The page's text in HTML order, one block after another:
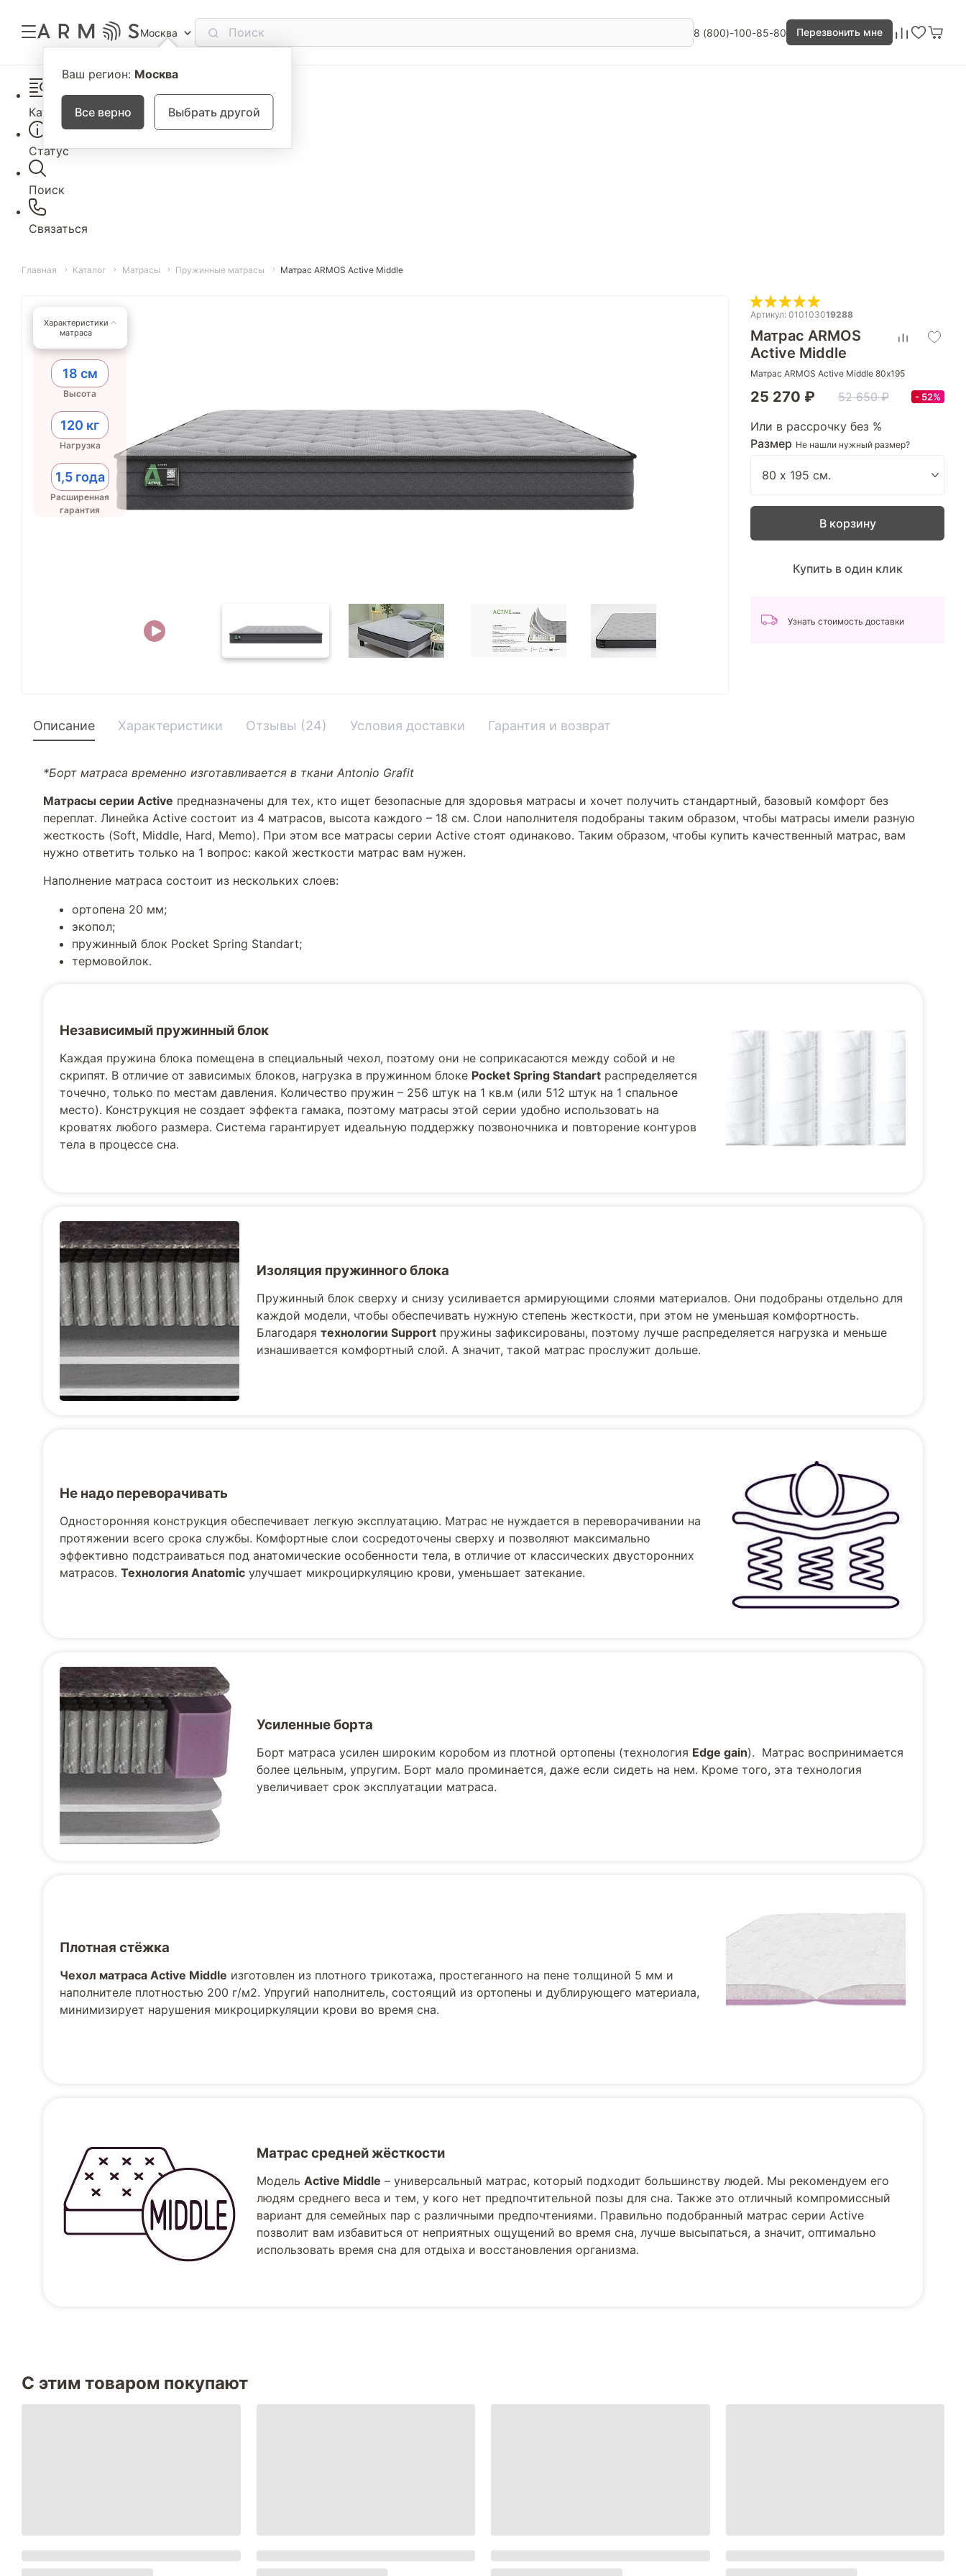
Москва
Ваш регион: Москва
Все верно Выбрать другой
8 (800)-100-85-80 Перезвонить мне
Каталог
Статус
Поиск
Связаться
Главная Каталог Матрасы Пружинные матрасы Матрас ARMOS Active Middle
Характеристики
матраса
18 см
Высота
120 кг
Нагрузка
1,5 года
Расширенная
гарантия
Артикул: 010103019288
Матрас ARMOS
Active Middle
Матрас ARMOS Active Middle 80х195
25 270 ₽ 52 650 ₽ 52%
Или в рассрочку без %
Размер Не нашли нужный размер?
В корзину
Купить в один клик
Узнать стоимость доставки
Описание Характеристики Отзывы (24) Условия доставки Гарантия и возврат
*Борт матраса временно изготавливается в ткани Antonio Grafit
Матрасы серии Active предназначены для тех, кто ищет безопасные для здоровья матрасы и хочет получить стандартный, базовый комфорт без
переплат. Линейка Active состоит из 4 матрасов, высота каждого – 18 см. Слои наполнителя подобраны таким образом, чтобы матрасы имели разную
жесткость (Soft, Middle, Hard, Memo). При этом все матрасы серии Active стоят одинаково. Таким образом, чтобы купить качественный матрас, вам
нужно ответить только на 1 вопрос: какой жесткости матрас вам нужен.
Наполнение матраса состоит из нескольких слоев:
ортопена 20 мм;
экопол;
пружинный блок Pocket Spring Standart;
термовойлок.
Независимый пружинный блок
Каждая пружина блока помещена в специальный чехол, поэтому они не соприкасаются между собой и не
скрипят. В отличие от зависимых блоков, нагрузка в пружинном блоке Pocket Spring Standart распределяется
точечно, только по местам давления. Количество пружин – 256 штук на 1 кв.м (или 512 штук на 1 спальное
место). Конструкция не создает эффекта гамака, поэтому матрасы этой серии удобно использовать на
кроватях любого размера. Система гарантирует идеальную поддержку позвоночника и повторение контуров
тела в процессе сна.
Изоляция пружинного блока
Пружинный блок сверху и снизу усиливается армирующими слоями материалов. Они подобраны отдельно для
каждой модели, чтобы обеспечивать нужную степень жесткости, при этом не уменьшая комфортность.
Благодаря технологии Supportпружины зафиксированы, поэтому лучше распределяется нагрузка и меньше
изнашивается комфортный слой. А значит, такой матрас прослужит дольше.
Не надо переворачивать
Односторонняя конструкция обеспечивает легкую эксплуатацию. Матрас не нуждается в переворачивании на
протяжении всего срока службы. Комфортные слои сосредоточены сверху и позволяют максимально
эффективно подстраиваться под анатомические особенности тела, в отличие от классических двусторонних
матрасов.Технология Anatomic улучшает микроциркуляцию крови, уменьшает затекание.
Усиленные борта
Борт матраса усилен широким коробом из плотной ортопены (технология Edge gain). Матрас воспринимается
более цельным, упругим. Борт мало проминается, даже если сидеть на нем. Кроме того, эта технология
увеличивает срок эксплуатации матраса.
Плотная стёжка
Чехол матраса Active Middle изготовлен из плотного трикотажа, простеганного на пене толщиной 5 мм и
наполнителе плотностью 200 г/м2. Упругий наполнитель, состоящий из ортопены и дублирующего материала,
минимизирует нарушения микроциркуляции крови во время сна.
Матрас средней жёсткости
Модель Active Middle – универсальный матрас, который подходит большинству людей. Мы рекомендуем его
людям среднего веса и тем, у кого нет предпочтительной позы для сна. Также это отличный компромиссный
вариант для семейных пар с различными предпочтениями. Правильно подобранный матрас серии Active
позволит вам избавиться от неприятных ощущений во время сна, лучше высыпаться, а значит, оптимально
использовать время сна для отдыха и восстановления организма.
С этим товаром покупают